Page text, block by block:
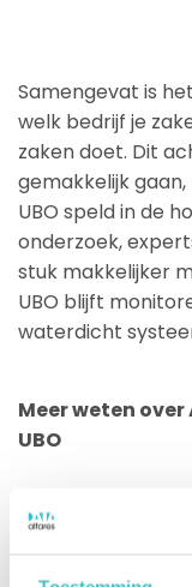
Samengevat is
welk bedrijf je
zaken doet. Dit
gemakkelijk
UBO speld in de
onderzoek,
stuk makkelijker
UBO blijft
waterdicht
Meer weten
UBO
Doordat we
toegang tot de